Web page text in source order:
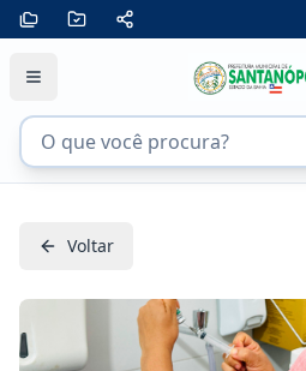
Voltar